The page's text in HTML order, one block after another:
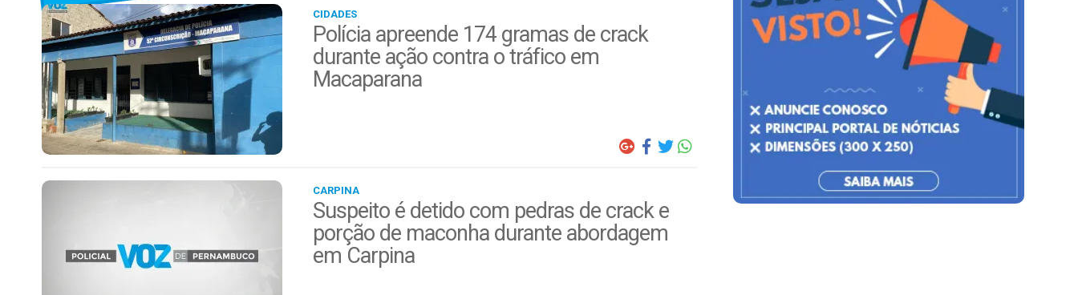
CIDADES
Polícia apreende 174 gramas de crack
durante ação contra o tráfico em
Macaparana
CARPINA
Suspeito é detido com pedras de crack e
porção de maconha durante abordagem
em Carpina